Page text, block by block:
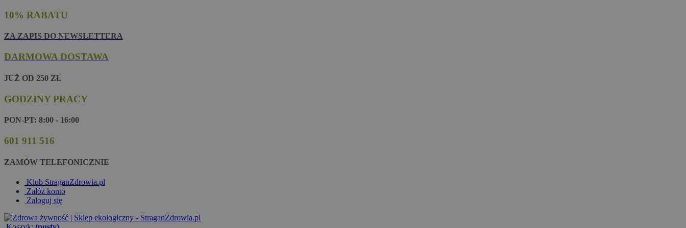
10% RABATU
ZA ZAPIS DO NEWSLETTERA
DARMOWA DOSTAWA
JUŻ OD 250 ZŁ
GODZINY PRACY
PON-PT: 8:00 - 16:00
601 911 516
ZAMÓW TELEFONICZNIE
Klub StraganZdrowia.pl
Załóż konto
Zaloguj się